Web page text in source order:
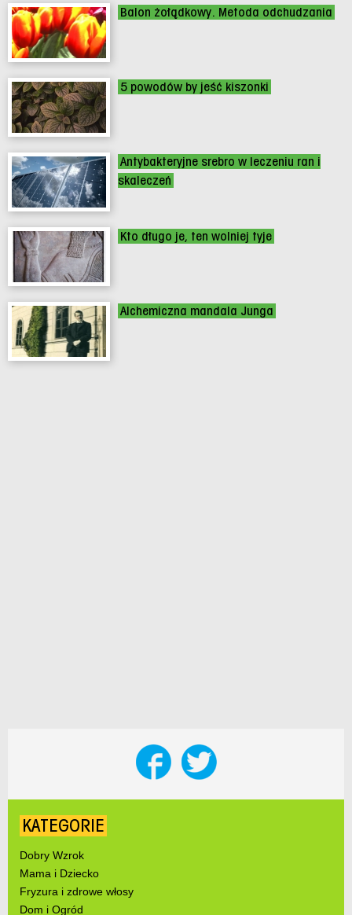
Balon żołądkowy. Metoda odchudzania
5 powodów by jeść kiszonki
Antybakteryjne srebro w leczeniu ran i
skaleczeń
Kto długo je, ten wolniej tyje
Alchemiczna mandala Junga
KATEGORIE
Dobry Wzrok
Mama i Dziecko
Fryzura i zdrowe włosy
Dom i Ogród